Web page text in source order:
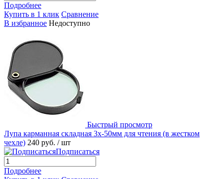
Подробнее
Купить в 1 клик Сравнение
В избранное Недоступно
Быстрый просмотр
Лупа карманная складная 3х-50мм для чтения (в жестком
чехле) 240 руб. / шт
Подписаться
Подробнее